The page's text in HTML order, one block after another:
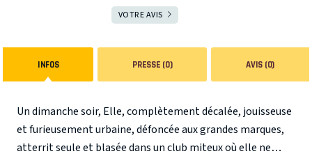
VOTRE AVIS
INFOS PRESSE (0) AVIS (0)
Un dimanche soir, Elle, complètement décalée, jouisseuse
et furieusement urbaine, défoncée aux grandes marques,
atterrit seule et blasée dans un club miteux où elle ne